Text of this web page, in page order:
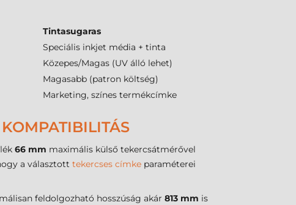
Tintasugaras
Speciális inkjet média + tinta
Közepes/Magas (UV álló lehet)
Magasabb (patron költség)
Marketing, színes termékcímke
66 mm maximális külső tekercsátmérővel
a választott tekercses címke paraméterei
feldolgozható hosszúság akár 813 mm is